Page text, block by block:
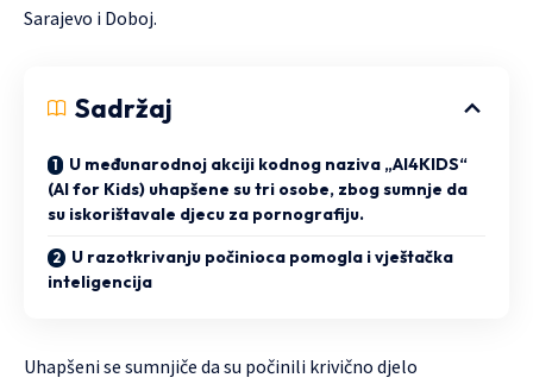
Sarajevo i Doboj.
Sadržaj
U međunarodnoj akciji kodnog naziva „AI4KIDS“
(AI for Kids) uhapšene su tri osobe, zbog sumnje da
su iskorištavale djecu za pornografiju.
U razotkrivanju počinioca pomogla i vještačka
inteligencija
Uhapšeni se sumnjiče da su počinili krivično djelo